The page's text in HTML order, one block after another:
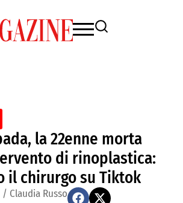
la 22enne morta
di rinoplastica:
il chirurgo su Tiktok
/ Claudia Russo